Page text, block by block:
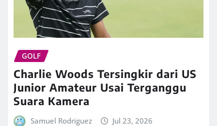
GOLF
Charlie Woods Tersingkir dari US
Junior Amateur Usai Terganggu
Suara Kamera
Samuel Rodriguez Jul 23, 2026